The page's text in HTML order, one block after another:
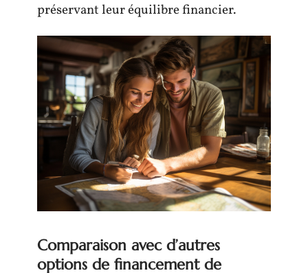
préservant leur équilibre financier.
Comparaison avec d’autres
options de financement de